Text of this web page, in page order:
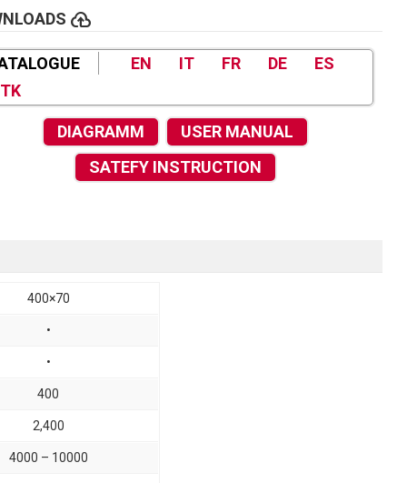
cloud_upload
EN IT FR DE
ES
TK
DIAGRAMM
USER MANUAL
SATEFY INSTRUCTION
400×70
•
•
400
2,400
4000 – 10000